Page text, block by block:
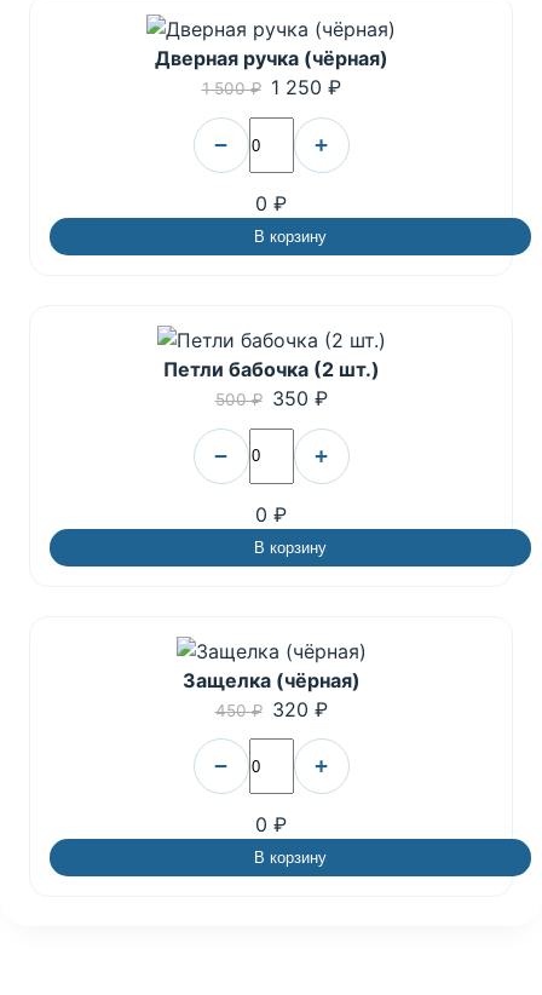
Дверная ручка (чёрная)
1 500 ₽ 1 250 ₽
− +
0 ₽
В корзину
Петли бабочка (2 шт.)
500 ₽ 350 ₽
− +
0 ₽
В корзину
Защелка (чёрная)
450 ₽ 320 ₽
− +
0 ₽
В корзину